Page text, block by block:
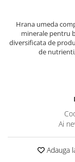
Hrana umeda
minerale pentru
diversificata de
de
Ai
Adauga